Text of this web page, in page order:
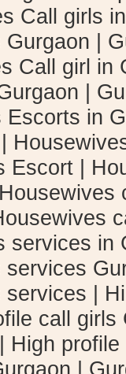
Call girls
|
Call girl in
|
in
Escort |
services in
|
call girls
High
|